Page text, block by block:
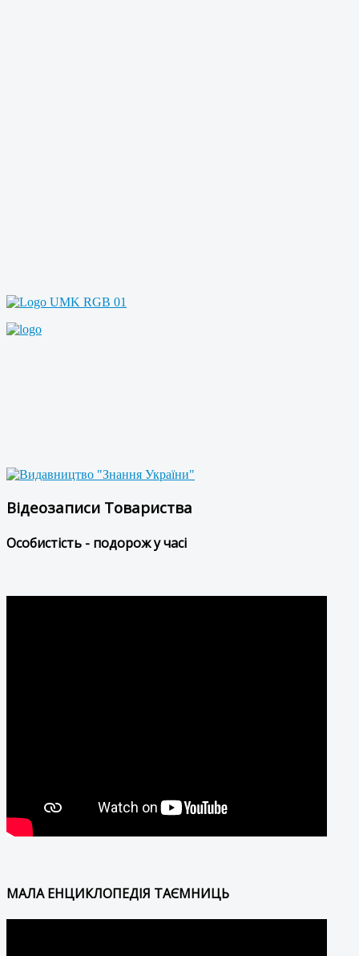
Відеозаписи Товариства
Особистість - подорож у часі
МАЛА ЕНЦИКЛОПЕДІЯ ТАЄМНИЦЬ